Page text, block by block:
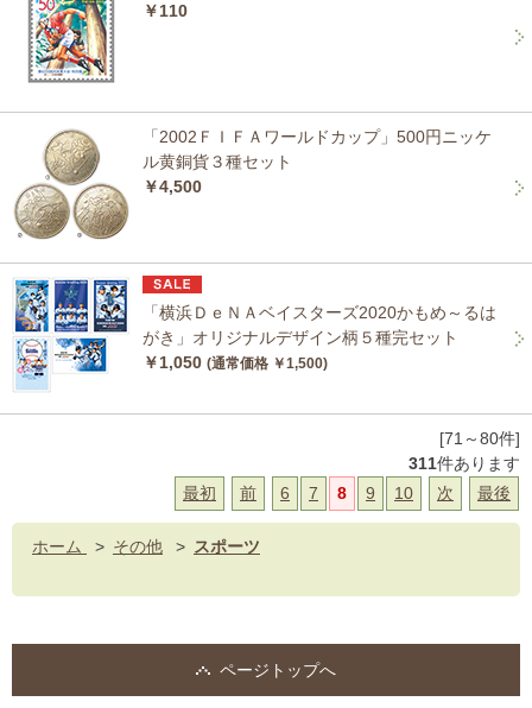
￥110
「2002ＦＩＦＡワールドカップ」500円ニッケ
ル黄銅貨３種セット
￥4,500
「横浜ＤｅＮＡベイスターズ2020かもめ～るは
がき」オリジナルデザイン柄５種完セット
￥1,050 (通常価格 ￥1,500)
[71～80件]
311件あります
最初
前 6 7 8 9 10 次 最後
ホーム > その他 > スポーツ
ページトップへ